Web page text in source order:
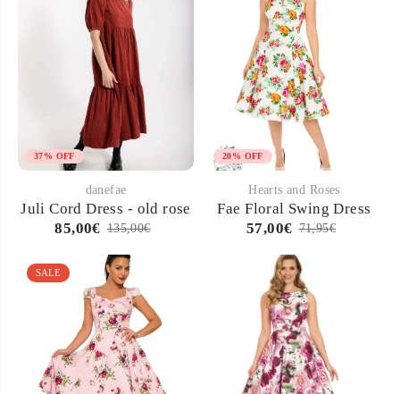
37% OFF
danefae
Juli Cord Dress - old rose
85,00€ 135,00€
20% OFF
Hearts and Roses
Fae Floral Swing Dress
57,00€ 71,95€
SALE